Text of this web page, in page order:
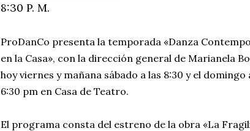
8:30 P. M.
ProDanCo presenta la temporada «Danza
en la Casa», con la dirección general de Marianela
hoy viernes y mañana sábado a las 8:30 y el domingo
6:30 pm en Casa de Teatro.
El programa consta del estreno de la obra «La